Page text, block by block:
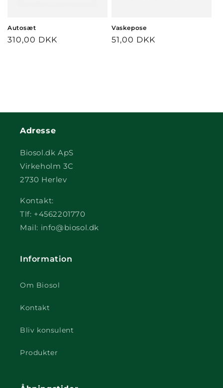
Autosæt
Normalpris
310,00 DKK
Vaskepose
Normalpris
51,00 DKK
Adresse
Biosol.dk ApS
Virkeholm 3C
2730 Herlev
Kontakt:
Tlf: +4562201770
Mail: info@biosol.dk
Information
Om Biosol
Kontakt
Bliv konsulent
Produkter